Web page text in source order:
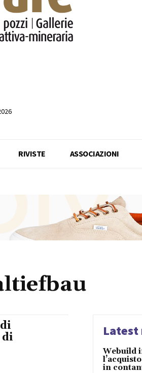
RIVISTE ASSOCIAZIONI
di
Latest
Webuild
in